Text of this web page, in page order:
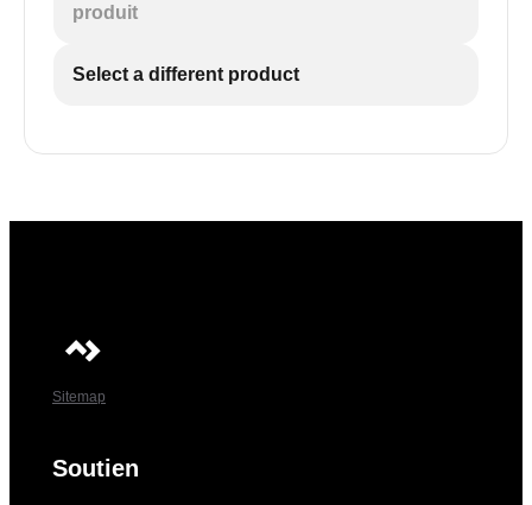
produit
Select a different product
Sitemap
Soutien